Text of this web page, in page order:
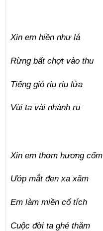
Xin em hiền như lá
Rừng bất chợt vào thu
Tiếng gió riu riu lửa
Vùi ta vài nhành ru
Xin em thơm hương cốm
Ướp mắt đen xa xăm
Em làm miền cổ tích
Cuộc đời ta ghé thăm